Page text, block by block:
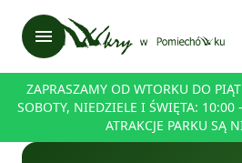
menu
ZAPRASZAMY OD WTORKU DO
SOBOTY, NIEDZIELE I ŚWIĘTA:
ATRAKCJE PARKU SĄ